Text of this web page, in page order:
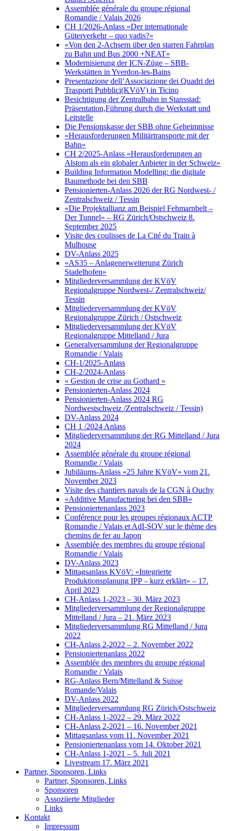
Assemblée générale du groupe régional
Romandie / Valais 2026
CH 1/2026-Anlass «Der internationale
Güterverkehr – quo vadis?»
«Von den 2-Achsern über den starren Fahrplan
zu Bahn und Bus 2000 +NEAT»
Modernisierung der ICN-Züge – SBB-
Werkstätten in Yverdon-les-Bains
Presentazione dell’Associazione dei Quadri dei
Trasporti Pubblici(KVöV) in Ticino
Besichtigung der Zentralbahn in Stansstad:
Präsentation,Führung durch die Werkstatt und
Leitstelle
Die Pensionskasse der SBB ohne Geheimnisse
«Herausforderungen Militärtransporte mit der
Bahn»
CH 2/2025-Anlass «Herausforderungen an
Alstom als ein globaler Anbieter in der Schweiz»
Building Information Modelling: die digitale
Baumethode bei den SBB
Pensionierten-Anlass 2026 der RG Nordwest- /
Zentralschweiz / Tessin
«Die Projektallianz am Beispiel Fehmarnbelt –
Der Tunnel» – RG Zürich/Ostschweiz 8.
September 2025
Visite des coulisses de La Cité du Train à
Mulhouse
DV-Anlass 2025
«AS35 – Anlagenerweiterung Zürich
Stadelhofen»
Mitgliederversammlung der KVöV
Regionalgruppe Nordwest-/ Zentralschweiz/
Tessin
Mitgliederversammlung der KVöV
Regionalgruppe Zürich / Ostschweiz
Mitgliederversammlung der KVöV
Regionalgruppe Mittelland / Jura
Generalversammlung der Regionalgruppe
Romandie / Valais
CH-1/2025-Anlass
CH-2/2024-Anlass
« Gestion de crise au Gothard »
Pensionierten-Anlass 2024
Pensionierten-Anlass 2024 RG
Nordwestschweiz /Zentralschweiz / Tessin)
DV-Anlass 2024
CH 1 /2024 Anlass
Mitgliederversammlung der RG Mittelland / Jura
2024
Assemblée générale du groupe régional
Romandie / Valais
Jubiläums-Anlass «25 Jahre KVöV» vom 21.
November 2023
Visite des chantiers navals de la CGN à Ouchy
«Additive Manufacturing bei den SBB»
Pensioniertenanlass 2023
Conférence pour les groupes régionaux ACTP
Romandie / Valais et AdI-SOV sur le thème des
chemins de fer au Japon
Assemblée des membres du groupe régional
Romandie / Valais
DV-Anlass 2023
Mittagsanlass KVöV: «Integrierte
Produktionsplanung IPP – kurz erklärt» – 17.
April 2023
CH-Anlass 1-2023 – 30. März 2023
Mitgliederversammlung der Regionalgruppe
Mittelland / Jura – 21. März 2023
Mitgliederversammlung RG Mittelland / Jura
2022
CH-Anlass 2-2022 – 2. November 2022
Pensioniertenanlass 2022
Assemblée des membres du groupe régional
Romandie / Valais
RG-Anlass Bern/Mittelland & Suisse
Romande/Valais
DV-Anlass 2022
Mitgliederversammlung RG Zürich/Ostschweiz
CH-Anlass 1-2022 – 29. März 2022
CH-Anlass 2-2021 – 16. November 2021
Mittagsanlass vom 11. November 2021
Pensioniertenanlass vom 14. Oktober 2021
CH-Anlass 1-2021 – 5. Juli 2021
Livestream 17. März 2021
Partner, Sponsoren, Links
Partner, Sponsoren, Links
Sponsoren
Assoziierte Mitglieder
Links
Kontakt
Impressum